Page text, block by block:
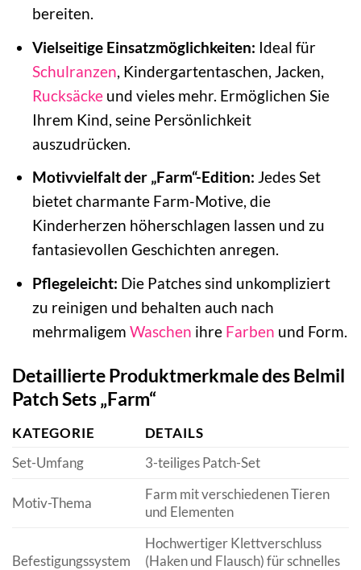
bereiten.
Vielseitige Einsatzmöglichkeiten: Ideal für
Schulranzen , Kindergartentaschen, Jacken,
Rucksäckeund vieles mehr. Ermöglichen Sie
Ihrem Kind, seine Persönlichkeit
auszudrücken.
Motivvielfalt der „Farm“-Edition: Jedes Set
bietet charmante Farm-Motive, die
Kinderherzen höherschlagen lassen und zu
fantasievollen Geschichten anregen.
Pflegeleicht: Die Patches sind unkompliziert
zu reinigen und behalten auch nach
mehrmaligem Waschen ihre Farben und Form.
Detaillierte Produktmerkmale des Belmil
Patch Sets „Farm“
KATEGORIE
DETAILS
Set-Umfang
3-teiliges Patch-Set
Motiv-Thema
Farm mit verschiedenen Tieren
und Elementen
Befestigungssystem
Hochwertiger Klettverschluss
(Haken und Flausch) für schnelles